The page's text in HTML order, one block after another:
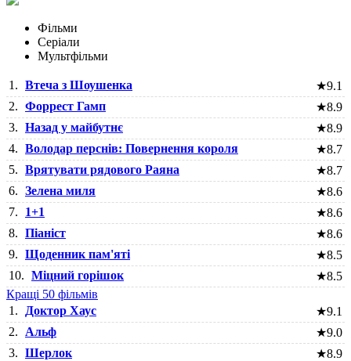
Фільми
Серіали
Мультфільми
1. Втеча з Шоушенка ★9.1
2. Форрест Гамп ★8.9
3. Назад у майбутнє ★8.9
4. Володар перснів: Повернення короля ★8.7
5. Врятувати рядового Раяна ★8.7
6. Зелена миля ★8.6
7.
1+1 ★8.6
8. Піаніст ★8.6
9. Щоденник пам'яті ★8.5
10. Міцний горішок ★8.5
Кращі 50 фільмів
1.
Доктор Хаус ★9.1
2.
Альф ★9.0
3. Шерлок ★8.9